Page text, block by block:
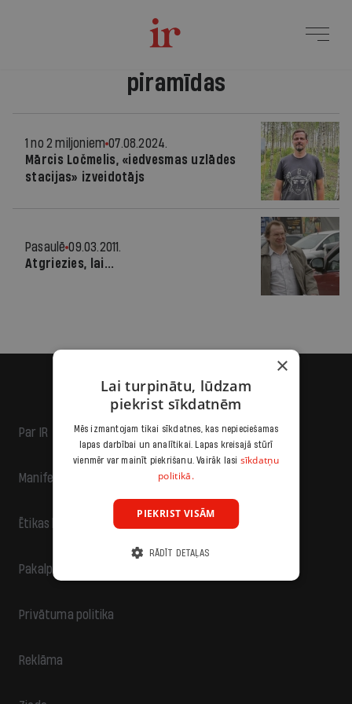
piramīdas
1 no 2 miljoniem 07.08.2024.
Mārcis Ločmelis, «iedvesmas uzlādes
stacijas» izveidotājs
Pasaulē 09.03.2011.
Atgriezies, lai...
Par IR
Manifests
Ētikas kodekss
Pakalpojumu sniegšanas noteikumi
Privātuma politika
Reklāma
×
Lai turpinātu, lūdzam
piekrist sīkdatnēm
Mēs izmantojam tikai sīkdatnes, kas nepieciešamas
lapas darbībai un analītikai. Lapas kreisajā stūrī
vienmēr var mainīt piekrišanu. Vairāk lasi sīkdatņu
politikā.
PIEKRIST VISĀM
RĀDĪT DETAĻAS